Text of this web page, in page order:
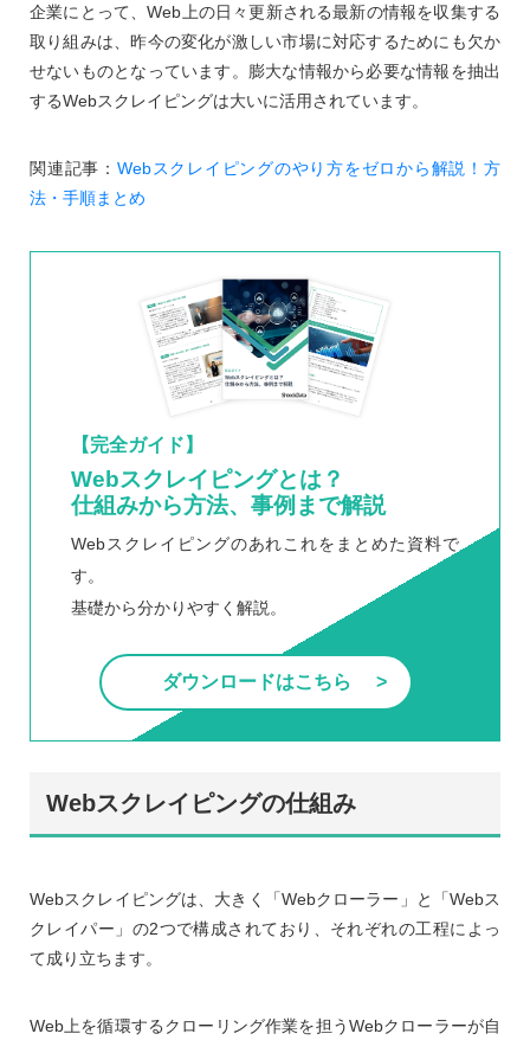
企業にとって、Web上の日々更新される最新の情報を収集する
取り組みは、昨今の変化が激しい市場に対応するためにも欠か
せないものとなっています。膨大な情報から必要な情報を抽出
するWebスクレイピングは大いに活用されています。
関連記事： Webスクレイピングのやり方をゼロから解説！方
法・手順まとめ
【完全ガイド】
Webスクレイピングとは？
仕組みから方法、事例まで解説
Webスクレイピングのあれこれをまとめた資料で
す。
基礎から分かりやすく解説。
ダウンロードはこちら
Webスクレイピングの仕組み
Webスクレイピングは、大きく「Webクローラー」と「Webス
クレイパー」の2つで構成されており、それぞれの工程によっ
て成り立ちます。
Web上を循環するクローリング作業を担うWebクローラーが自